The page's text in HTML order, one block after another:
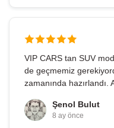
VIP CARS tan SUV
de geçmemiz
zamanında hazırlandı.
Şenol Bulut
8 ay önce